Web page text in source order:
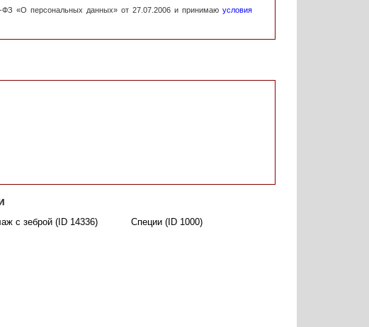
«О персональных данных» от 27.07.2006 и принимаю условия
с зеброй (ID 14336) Специи (ID 1000)